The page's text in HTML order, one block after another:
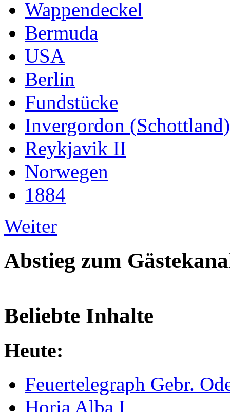
Wappendeckel
Bermuda
USA
Berlin
Fundstücke
Invergordon (Schottland)
Reykjavik II
Norwegen
1884
Weiter
Abstieg zum
Beliebte Inhalte
Heute:
Feuertelegraph Gebr.
Horia Alba I